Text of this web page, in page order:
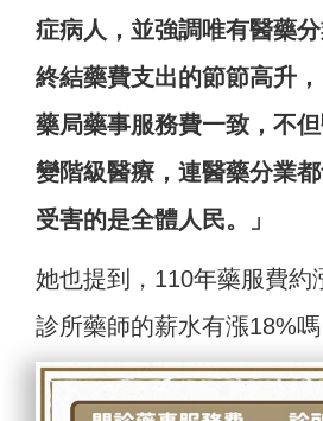
症病人，並強調唯有醫藥
終結藥費支出的節節高升
藥局藥事服務費一致，不
變階級醫療，連醫藥分業
受害的是全體人民。」
她也提到，110年藥服費約
診所藥師的薪水有漲18%嗎